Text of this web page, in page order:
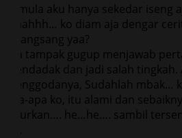
Semula aku hanya sekedar iseng
Waahhh… ko diam aja dengar
terangsang yaa?
Dia tampak gugup menjawab
mendadak dan jadi salah
menggodanya, Sudahlah mbak…
apa-apa ko, itu alami dan
salurkan…. he…he…. sambil
itu.